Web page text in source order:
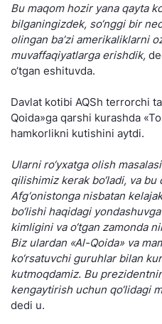
Bu maqom hozir yana qayta
bilganingizdek, so‘nggi bir
olingan ba’zi amerikaliklarni
muvaffaqiyatlarga erishdik,
o‘tgan eshituvda.
Davlat kotibi AQSh terrorchi
Qoida»ga qarshi kurashda
hamkorlikni kutishini aytdi.
Ularni ro‘yxatga olish
qilishimiz kerak bo‘ladi, va
Afg‘onistonga nisbatan
bo‘lishi haqidagi
kimligini va o‘tgan zamonda
Biz ulardan «Al-Qoida» va
ko‘rsatuvchi guruhlar bilan
kutmoqdamiz. Bu
kengaytirish uchun qo‘lidagi
dedi u.